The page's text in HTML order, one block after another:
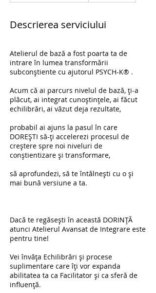
Descrierea serviciului
Atelierul de bază a fost poarta ta de
intrare în lumea transformării
subconștiente cu ajutorul PSYCH-K® .
Acum că ai parcurs nivelul de bază, ți-a
plăcut, ai integrat cunoștințele, ai făcut
echilibrări, ai văzut deja rezultate,
probabil ai ajuns la pasul în care
DOREȘTI să-ți accelerezi procesul de
creștere spre noi niveluri de
conștientizare și transformare,
să aprofundezi, să te întâlnești cu o și
mai bună versiune a ta.
Dacă te regăsești în această DORINȚĂ
atunci Atelierul Avansat de Integrare este
pentru tine!
Vei învăța Echilibrări și procese
suplimentare care îți vor expanda
abilitatea ta ca Facilitator și ca sferă de
influență.